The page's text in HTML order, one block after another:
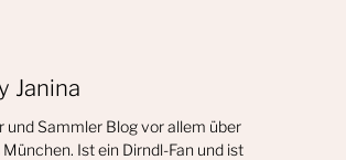
Janina
und Sammler Blog vor allem über
Ist ein Dirndl-Fan und ist